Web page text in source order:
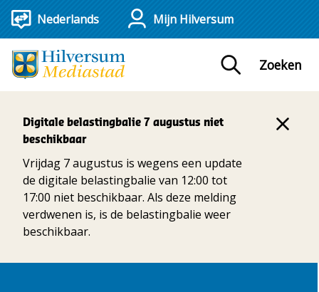
Mijn Hilversum
Zoeken
Digitale belastingbalie 7 augustus niet
beschikbaar
Vrijdag 7 augustus is wegens een update
de digitale belastingbalie van 12:00 tot
17:00 niet beschikbaar. Als deze melding
verdwenen is, is de belastingbalie weer
beschikbaar.